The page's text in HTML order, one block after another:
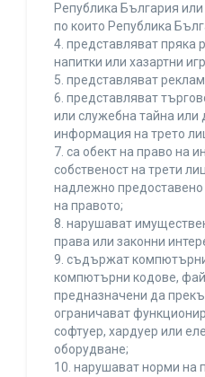
Република България
по които Република
4. представляват пряка
напитки или хазартни
5. представляват
6. представляват
или служебна тайна
информация на трето
7. са обект на право на
собственост на трети
надлежно предоставено
на правото;
8. нарушават
права или законни
9. съдържат
компютърни кодове,
предназначени да
ограничават
софтуер, хардуер или
оборудване;
10. нарушават норми на